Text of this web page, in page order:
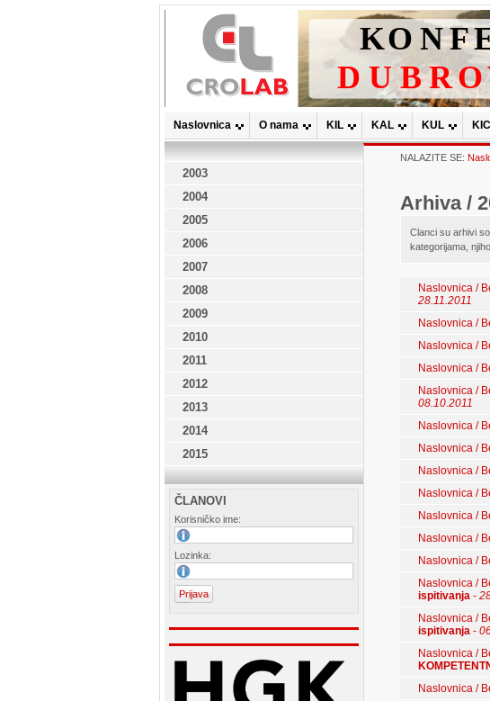
Naslovnica O nama KIL KAL KUL KIC
2003
2004
2005
2006
2007
2008
2009
2010
2011
2012
2013
2014
2015
ČLANOVI
Korisničko ime:
Lozinka:
NALAZITE SE:
Arhiva /
Clanci su arhivi
kategorijama,
Naslovnica /
28.11.2011
Naslovnica /
Naslovnica /
Naslovnica /
Naslovnica /
08.10.2011
Naslovnica /
Naslovnica /
Naslovnica /
Naslovnica /
Naslovnica /
Naslovnica /
Naslovnica /
Naslovnica /
ispitivanja -
Naslovnica /
ispitivanja -
Naslovnica /
Naslovnica /